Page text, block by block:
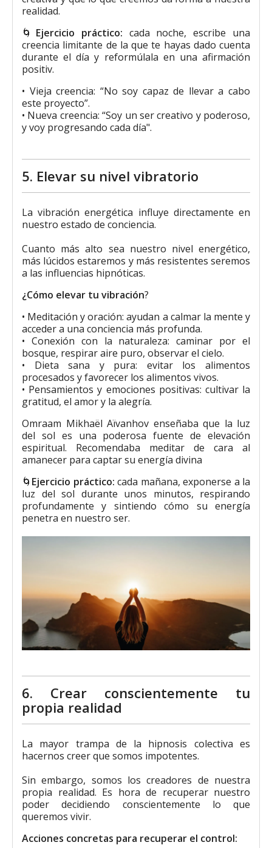
realidad.
🌀 Ejercicio práctico: cada noche, escribe una
creencia limitante de la que te hayas dado cuenta
durante el día y reformúlala en una afirmación
positiv.
• Vieja creencia: “No soy capaz de llevar a cabo
este proyecto”.
• Nueva creencia: “Soy un ser creativo y poderoso,
y voy progresando cada día".
5. Elevar su nivel vibratorio
La vibración energética influye directamente en
nuestro estado de conciencia.
Cuanto más alto sea nuestro nivel energético,
más lúcidos estaremos y más resistentes seremos
a las influencias hipnóticas.
¿Cómo elevar tu vibración?
• Meditación y oración: ayudan a calmar la mente y
acceder a una conciencia más profunda.
• Conexión con la naturaleza: caminar por el
bosque, respirar aire puro, observar el cielo.
• Dieta sana y pura: evitar los alimentos
procesados y favorecer los alimentos vivos.
• Pensamientos y emociones positivas: cultivar la
gratitud, el amor y la alegría.
Omraam Mikhaël Aïvanhov enseñaba que la luz
del sol es una poderosa fuente de elevación
espiritual. Recomendaba meditar de cara al
amanecer para captar su energía divina
🌀 Ejercicio práctico: cada mañana, exponerse a la
luz del sol durante unos minutos, respirando
profundamente y sintiendo cómo su energía
penetra en nuestro ser.
6. Crear conscientemente tu
propia realidad
La mayor trampa de la hipnosis colectiva es
hacernos creer que somos impotentes.
Sin embargo, somos los creadores de nuestra
propia realidad. Es hora de recuperar nuestro
poder decidiendo conscientemente lo que
queremos vivir.
Acciones concretas para recuperar el control: